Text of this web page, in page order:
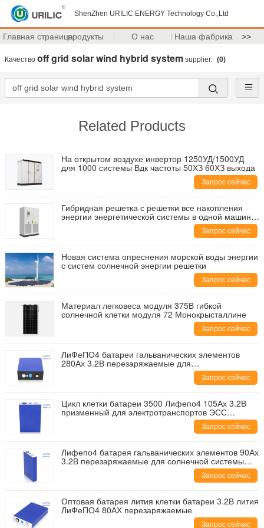
ShenZhen URILIC ENERGY Technology Co.,Ltd
Главная страницапродукты О нас Наша фабрика >>
Качество off grid solar wind hybrid system supplier. (0)
Related Products
На открытом воздухе инвертор 1250УД/1500УД
для 1000 системы Вдк частоты 50ХЗ 60ХЗ выхода
Запрос сейчас
Гибридная решетка с решетки все накопления
энергии энергетической системы в одной машине
Запрос сейчас
Новая система опреснения морской воды энергии
с систем солнечной энергии решетки
Запрос сейчас
Материал легковеса модуля 375В гибкой
солнечной клетки модуля 72 Монокрысталлине
Запрос сейчас
ЛиФеПО4 батареи гальванических элементов
280Ах 3.2В перезаряжаемые для
Запрос сейчас
Цикл клетки батареи 3500 Лифепо4 105Ах 3.2В
призменный для электротранспортов ЭСС
Запрос сейчас
Лифепо4 батарея гальванических элементов 90Ах
3.2В перезаряжаемые для солнечной системы
Запрос сейчас
Оптовая батарея лития клетки батареи 3.2В лития
ЛиФеПО4 80АХ перезаряжаемые
Запрос сейчас